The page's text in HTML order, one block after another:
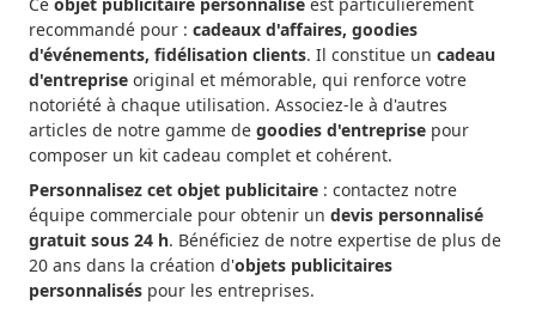
recommandé pour : cadeaux d'affaires, goodies
d'événements, fidélisation clients. Il constitue un cadeau
d'entreprise original et mémorable, qui renforce votre
notoriété à chaque utilisation. Associez-le à d'autres
articles de notre gamme de goodies d'entreprise pour
composer un kit cadeau complet et cohérent.
Personnalisez cet objet publicitaire : contactez notre
équipe commerciale pour obtenir un devis personnalisé
gratuit sous 24 h. Bénéficiez de notre expertise de plus de
20 ans dans la création d'objets publicitaires
personnalisés pour les entreprises.